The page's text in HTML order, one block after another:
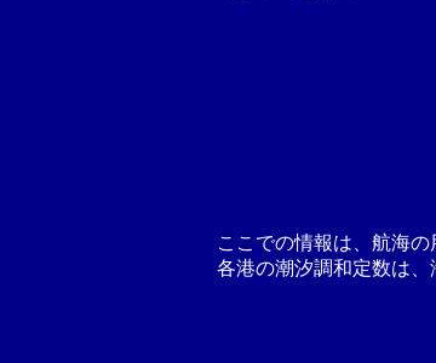
ここでの情報は、航海
各港の潮汐調和定数は